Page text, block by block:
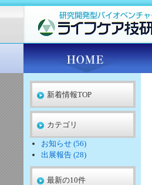
新着情報TOP
カテゴリ
お知らせ (56)
出展報告 (28)
最新の10件